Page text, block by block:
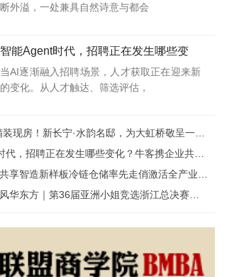
断外溢，一处兼具自然诗意与都会
智能Agent时代，招聘正在发生哪些变
化？牛客携企业共探人才获取新路径
当AI逐渐融入招聘场景，人才获取正在迎来新
的变化。从人才触达、筛选评估，